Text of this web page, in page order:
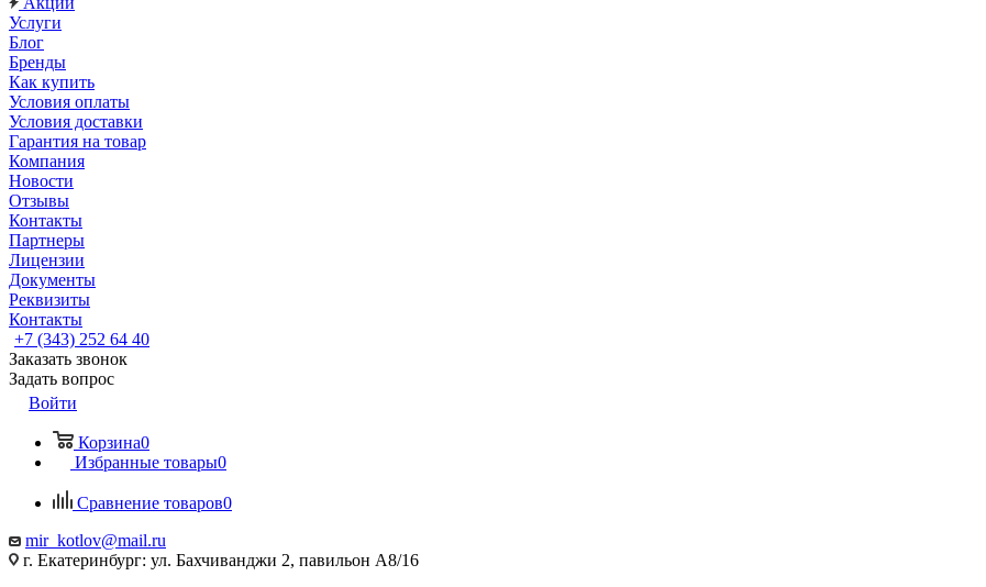
Услуги
Блог
Бренды
Как купить
Условия оплаты
Условия доставки
Гарантия на товар
Компания
Новости
Отзывы
Контакты
Партнеры
Лицензии
Документы
Реквизиты
Контакты
+7 (343) 252 64 40
Заказать звонок
Задать вопрос
Войти
Корзина0
Избранные товары0
Сравнение товаров0
mir_kotlov@mail.ru
г. Екатеринбург: ул. Бахчиванджи 2, павильон А8/16